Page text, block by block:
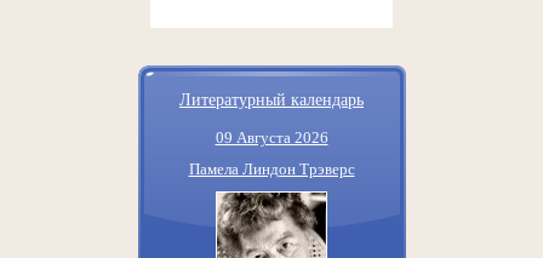
Литературный календарь
09 Августа 2026
Памела Линдон Трэверс